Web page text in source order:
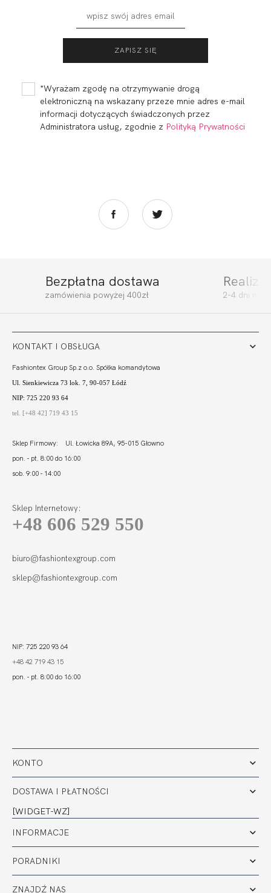
219,99 110,00 zł 259,99 130,00 zł
IT'S ME HALF CUP
IT'S ME BRA ULTRA
IT'S ME STRINGO
*Wyrażam zgodę na otrzymywanie drogą
elektroniczną na wskazany przeze mnie adres e-mail
informacji dotyczących świadczonych przez
Administratora usług, zgodnie z Polityką Prywatności
Bezpłatna dostawa
zamówienia powyżej 400zł 2-4 dni
KONTO
DOSTAWA I PŁATNOŚCI
[WIDGET-WZ]
INFORMACJE
PORADNIKI
ZNAJDŹ NAS
KONTAKT I OBSŁUGA
Fashiontex Group Sp.z o.o. Spółka komandytowa
Ul. Sienkiewicza 73 lok. 7, 90-057 Łódź
NIP: 725 220 93 64
tel. [+48 42] 719 43 15
Sklep Firmowy: Ul. Łowicka 89A, 95-015 Głowno
pon. - pt. 8:00 do 16:00
sob. 9:00 - 14:00
Sklep Internetowy:
+48 606 529 550
biuro@fashiontexgroup.com
sklep@fashiontexgroup.com
NIP: 725 220 93 64
+48 42 719 43 15
pon. - pt. 8:00 do 16:00